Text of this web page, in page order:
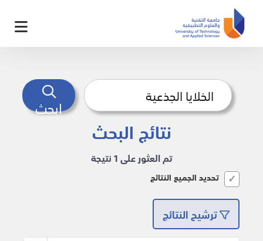
ابحث
نتائج البحث
تم العثور على 1 نتيجة
تحديد الجميع النتائج
ترشيح النتائج